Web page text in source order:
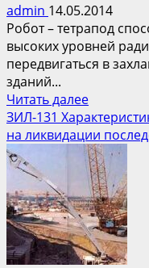
admin 14.05.2014
Робот – тетрапод
высоких уровней
передвигаться в
зданий...
Читать далееПрочитать
больше
о
робот
поможет
аварию
на
АЭС
ЗИЛ-131
на ликвидации